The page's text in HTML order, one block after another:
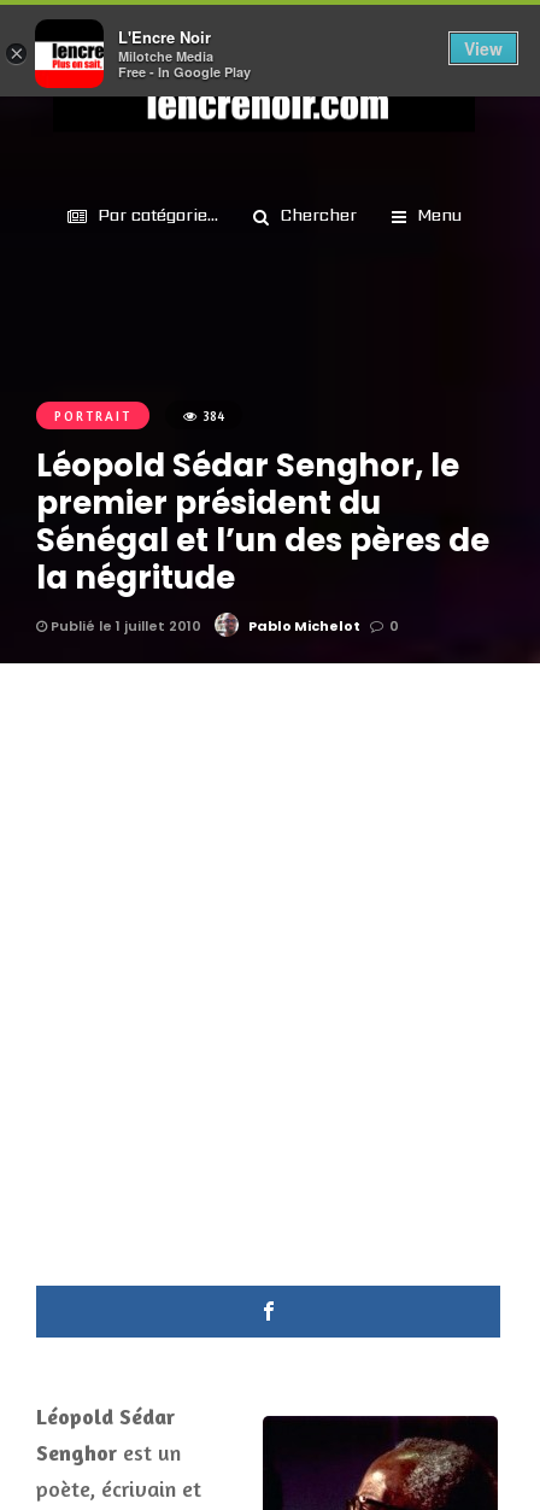
Par catégorie... Chercher Menu
PORTRAIT 384
Léopold Sédar Senghor, le
premier président du
Sénégal et l’un des pères de
la négritude
Publié le 1 juillet 2010 Pablo Michelot 0
Léopold Sédar
Senghor est un
poète, écrivain et
×
L'Encre Noir
Milotche Media
Free - In Google Play
View